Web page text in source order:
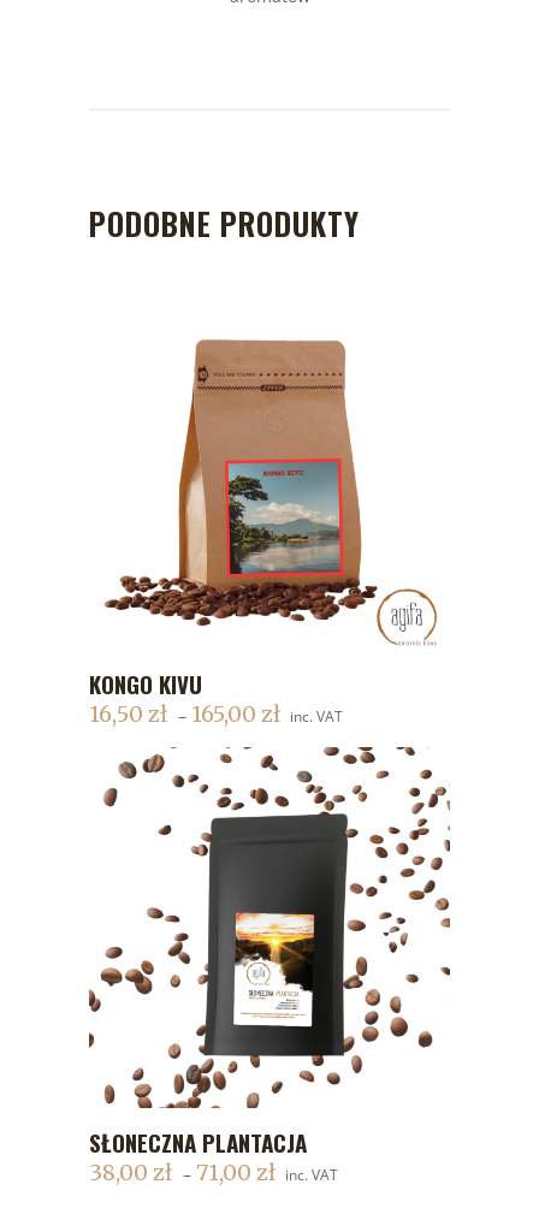
PODOBNE PRODUKTY
DODAJ DO KOSZYKA
KONGO KIVU
16,50 zł – 165,00 zł inc. VAT
DODAJ DO KOSZYKA
SŁONECZNA PLANTACJA
38,00 zł – 71,00 zł inc. VAT